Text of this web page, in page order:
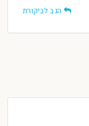
הגב לביקורת